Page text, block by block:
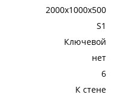
2000x1000x500
S1
Ключевой
нет
6
К стене